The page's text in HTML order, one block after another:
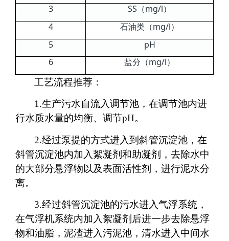
3 SS （mg/l）
4 石油类（mg/l）
5
pH
6
盐分（mg/l）
工艺流程推荐：
1.生产污水自流入调节池，在调节池内进
行水质水量的均衡、调节pH。
2.经过泵提的方式进入到斜管沉淀池，在
斜管沉淀池内加入絮凝剂和助凝剂，去除水中
的大部分悬浮物以及表面活性剂，进行泥水分
离。
3.经过斜管沉淀池的污水进入气浮系统，
在气浮机系统内加入絮凝剂后进一步去除悬浮
物和油脂，泥渣进入污泥池，清水进入中间水